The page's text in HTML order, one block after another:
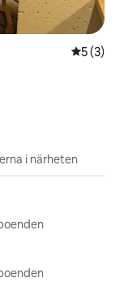
5 av 5 i
5 (3)
i närheten